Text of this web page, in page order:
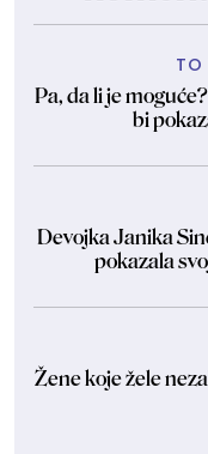
TO
Pa, da li je
bi
Devojka Janika
pokazala
Žene koje žele